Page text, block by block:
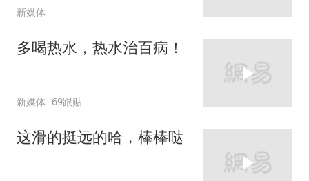
新媒体
多喝热水，热水治百病！
新媒体 69跟贴
这滑的挺远的哈，棒棒哒